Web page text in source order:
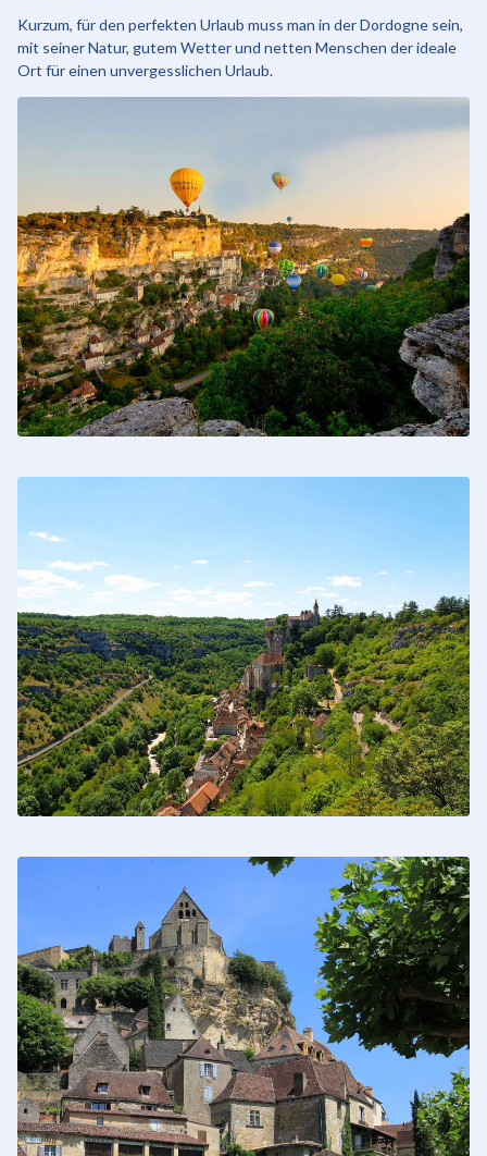
Kurzum, für den perfekten Urlaub muss man in der Dordogne sein,
mit seiner Natur, gutem Wetter und netten Menschen der ideale
Ort für einen unvergesslichen Urlaub.